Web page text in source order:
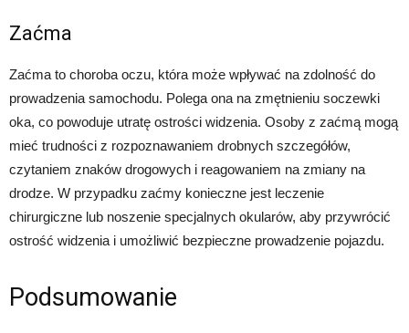
Zaćma
Zaćma to choroba oczu, która może wpływać na zdolność do
prowadzenia samochodu. Polega ona na zmętnieniu soczewki
oka, co powoduje utratę ostrości widzenia. Osoby z zaćmą mogą
mieć trudności z rozpoznawaniem drobnych szczegółów,
czytaniem znaków drogowych i reagowaniem na zmiany na
drodze. W przypadku zaćmy konieczne jest leczenie
chirurgiczne lub noszenie specjalnych okularów, aby przywrócić
ostrość widzenia i umożliwić bezpieczne prowadzenie pojazdu.
Podsumowanie